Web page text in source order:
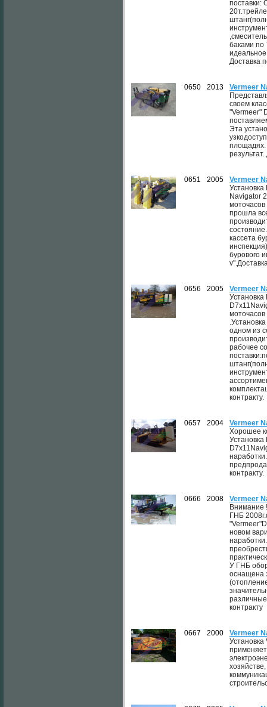
поставки:
баками по
Доставка
0650 2013
Vermeer
своем
"Vermeer"
Эта
0651 2005
Vermeer
Navigator
моточасов
прошла
кассета
бурового
0656 2005
Vermeer
моточасов
одном из
рабочее
контракту.
0657 2004
Vermeer
Хорошее
контракту.
0666 2008
Vermeer
Внимание
ГНБ
новом
У ГНБ
оснащена
контракту
0667 2000
Vermeer